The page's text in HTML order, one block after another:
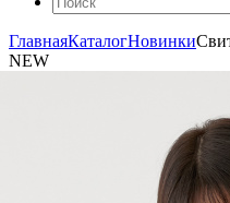
ГлавнаяКаталогНовинки
NEW